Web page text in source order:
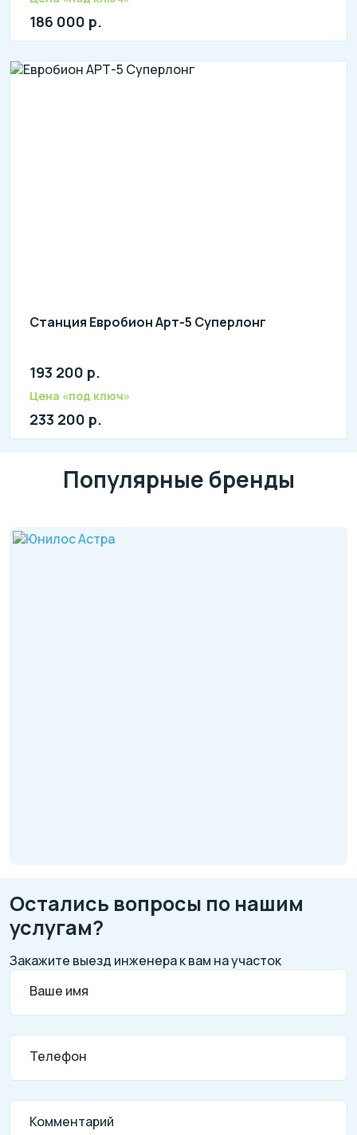
186 000 р.
Станция Евробион Арт-5 Суперлонг
Количество человек: 3-5
литров в сутки: 1000
193 200 р.
Цена «под ключ»
233 200 р.
Популярные бренды
Остались вопросы по нашим
услугам?
Закажите выезд инженера к вам на участок
Ваше имя
Телефон
Комментарий